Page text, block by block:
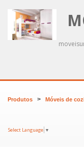
Produtos > Móveis de
Select Language ▼